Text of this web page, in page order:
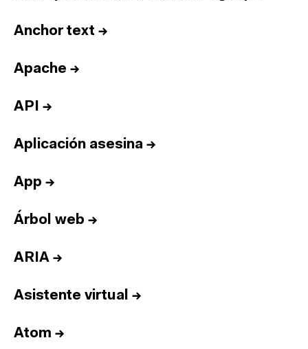
Anchor text →
Apache →
API →
Aplicación asesina →
App →
Árbol web →
ARIA →
Asistente virtual →
Atom →